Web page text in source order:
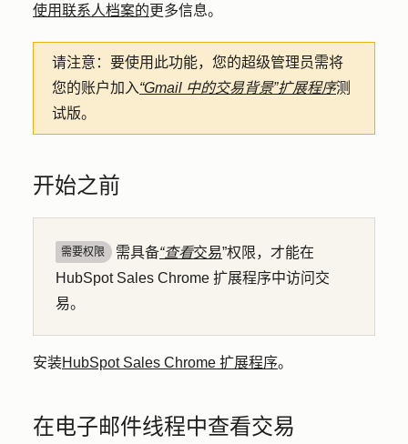
使用联系人档案的更多信息。
请注意： 要使用此功能，您的超级管理员需将
您的账户加入“Gmail 中的交易背景”扩展程序测
试版。
开始之前
需要权限 需具备“查看交易”权限，才能在
HubSpot Sales Chrome 扩展程序中访问交
易。
安装HubSpot Sales Chrome 扩展程序。
在电子邮件线程中查看交易